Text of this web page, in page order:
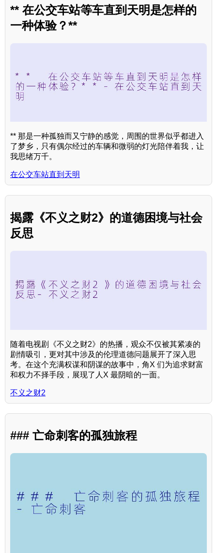
** 在公交车站等车直到天明是怎样的
一种体验？**
** 那是一种孤独而又宁静的感觉，周围的世界似乎都进入
了梦乡，只有偶尔经过的车辆和微弱的灯光陪伴着我，让
我思绪万千。
在公交车站直到天明
揭露《不义之财2》的道德困境与社会
反思
随着电视剧《不义之财2》的热播，观众不仅被其紧凑的
剧情吸引，更对其中涉及的伦理道德问题展开了深入思
考。在这个充满权谋和阴谋的故事中，角X 们为追求财富
和权力不择手段，展现了人X 最阴暗的一面。
不义之财2
### 亡命刺客的孤独旅程